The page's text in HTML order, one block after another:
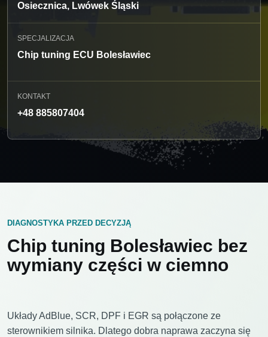
Osiecznica, Lwówek Śląski
SPECJALIZACJA
Chip tuning ECU Bolesławiec
KONTAKT
+48 885807404
DIAGNOSTYKA PRZED DECYZJĄ
Chip tuning Bolesławiec bez
wymiany części w ciemno
Układy AdBlue, SCR, DPF i EGR są połączone ze
sterownikiem silnika. Dlatego dobra naprawa zaczyna się